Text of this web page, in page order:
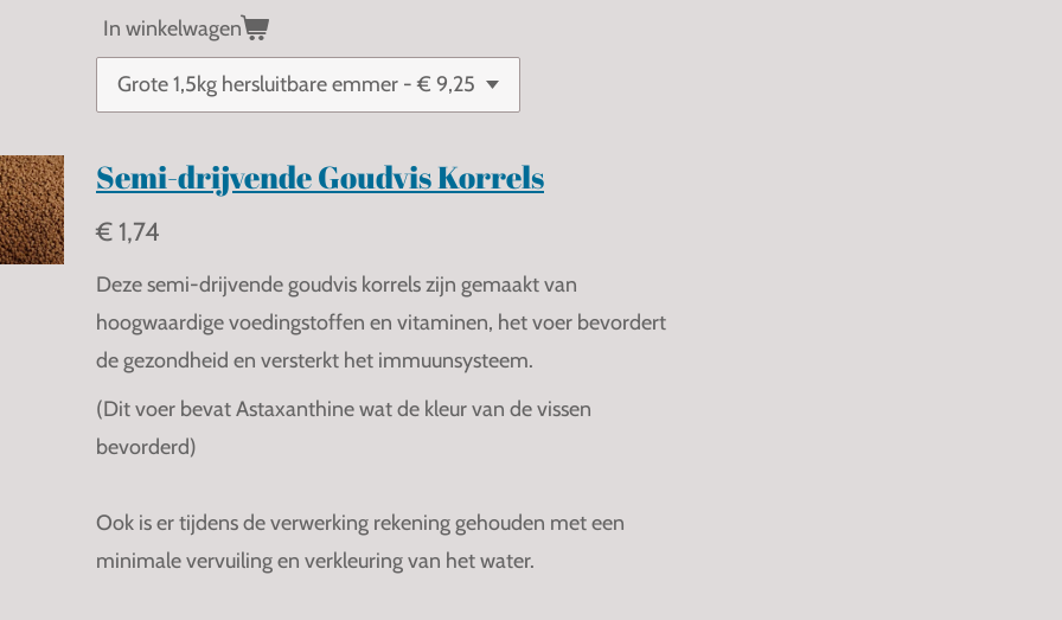
In winkelwagen
Semi-drijvende Goudvis Korrels
€ 1,74
Deze semi-drijvende goudvis korrels zijn gemaakt van
hoogwaardige voedingstoffen en vitaminen, het voer bevordert
de gezondheid en versterkt het immuunsysteem.
(Dit voer bevat Astaxanthine wat de kleur van de vissen
bevorderd)
Ook is er tijdens de verwerking rekening gehouden met een
minimale vervuiling en verkleuring van het water.